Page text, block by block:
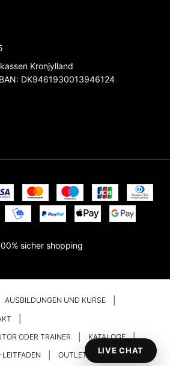
Kronjylland
DK9461930013946124
sicher shopping
AUSBILDUNGEN UND KURSE
ODER TRAINER KATALOGE
OUTLET Ihr Konto
LIVE CHAT